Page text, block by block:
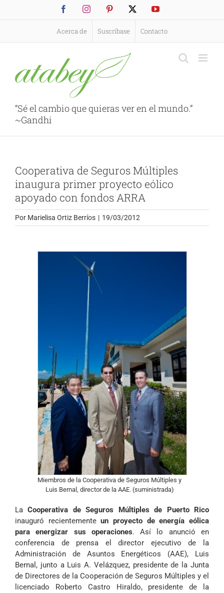
FacebookInstagramPinterest YouTube
Acerca de Suscríbase Contacto
“Sé el cambio que quieras ver en el mundo.”
~Gandhi
Cooperativa de Seguros Múltiples
inaugura primer proyecto eólico
apoyado con fondos ARRA
Por Marielisa Ortiz Berríos | 19/03/2012
Miembros de la Cooperativa de Seguros Múltiples y
Luis Bernal, director de la AAE. (suministrada)
LaCooperativa de Seguros Múltiples de Puerto Rico
inauguró recientementeun proyecto de energía eólica
para energizar sus operaciones. Así lo anunció en
conferencia de prensa el director ejecutivo de la
Administración de Asuntos Energéticos (AAE), Luis
Bernal, junto a Luis A. Velázquez, presidente de la Junta
de Directores de la Cooperación de Seguros Múltiples y el
licenciado Roberto Castro Hiraldo, presidente de la